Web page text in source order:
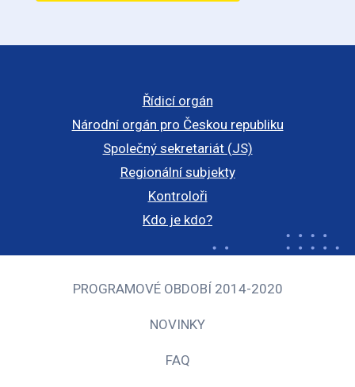
Řídicí orgán
Národní orgán pro Českou republiku
Společný sekretariát (JS)
Regionální subjekty
Kontroloři
Kdo je kdo?
PROGRAMOVÉ OBDOBÍ 2014-2020
NOVINKY
FAQ